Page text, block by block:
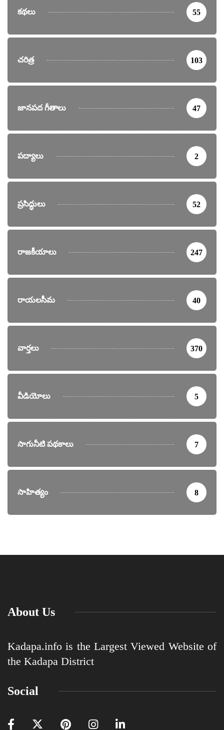
కథలు 55
చరిత్ర 103
జానపద గీతాలు 47
పద్యాలు 2
ప్రసిద్ధులు 52
రాజకీయాలు 247
రాయలసీమ 40
వార్తలు 370
వీడియోలు 5
సాగునీటి పథకాలు 7
సాహిత్యం 8
About Us
Kadapa.info is the Largest Viewed Website of
the Kadapa District
Social